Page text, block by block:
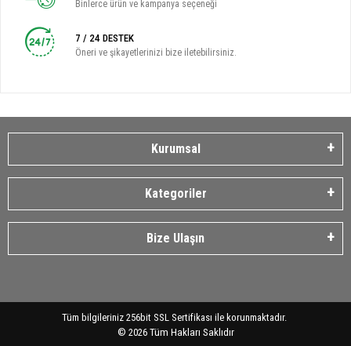
Binlerce ürün ve kampanya seçeneği
7 / 24 DESTEK
Öneri ve şikayetlerinizi bize iletebilirsiniz.
Kurumsal
Kategoriler
Bize Ulaşın
Tüm bilgileriniz 256bit SSL Sertifikası ile korunmaktadır.
© 2026 Tüm Hakları Saklıdır